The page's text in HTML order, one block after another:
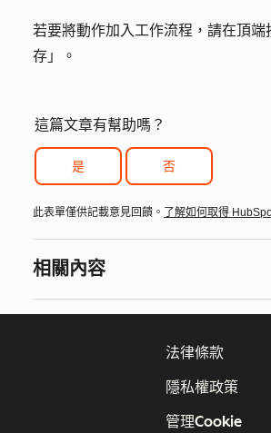
若要將動作加入工作流程，請在頂端
存」
。
這篇文章有幫助嗎？
是 否
此表單僅供記載意見回饋。 了解如何取得
相關內容
法律條款
隱私權政策
管理Cookie